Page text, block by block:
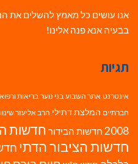
אנו עושים כל מאמץ להשלים את
בבעיה אנא פנה אלינו!
תגיות
אינטרנט אתר השבוע בני נוער בריאות
חברתיים המלצת דתילי הרב אליעזר
2008 חדשות הבידור חדשות
חדשות הציבור הדתי